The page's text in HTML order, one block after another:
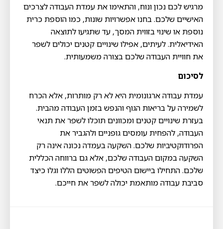
מרגיש לכם נכון ונוח, והתאימו את עמדת העבודה לצרכים
האישיים שלכם. בחנו אפשרויות שונות, כמו הוספת כרית
נוספת או שינוי בזווית המסך, עד שתגיעו לתוצאה
האידיאלית. לעיתים, אפילו שינויים קטנים יכולים לשפר
את חוויית העבודה שלכם בצורה משמעותית.
לסיכום
עמדת עבודה ארגונומית היא לא רק מותרות, אלא הכרח
לשמירה על בריאות הגוף והנפש בזמן העבודה מהבית.
בעזרת שינויים קטנים ומכוונים תוכלו לשפר את תנאי
העבודה, להפחית עומסים גופניים ולהגביר את
הפרודוקטיביות שלכם. השקעה בעמדה נכונה אינה רק
השקעה במקום העבודה שלכם, אלא גם ברווחה הכללית
שלכם. התחילו ביישום הטיפים הפשוטים הללו וגלו כיצד
סביבת עבודה מותאמת יכולה לשפר את חייכם.